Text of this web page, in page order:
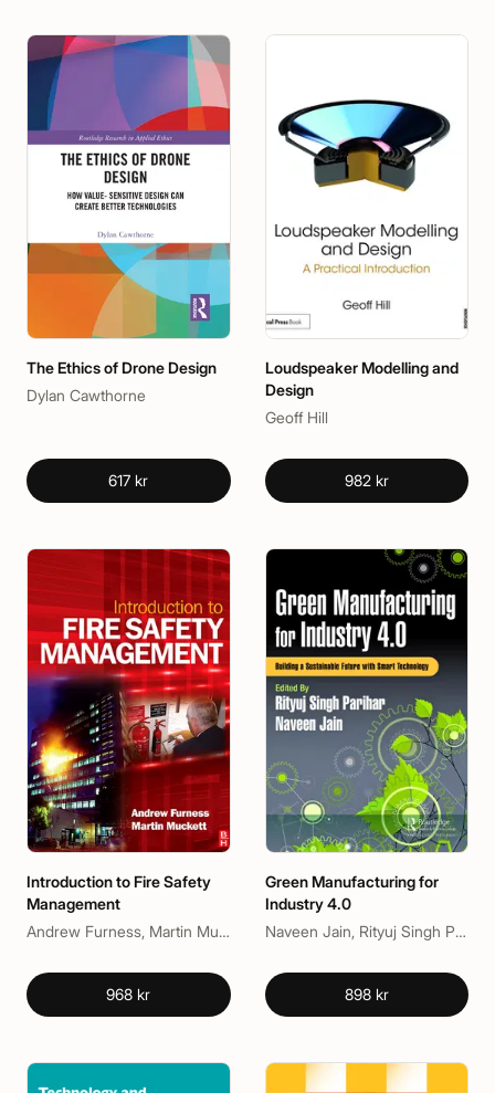
The Ethics of Drone Design
Dylan Cawthorne
617 kr
Loudspeaker Modelling and
Design
Geoff Hill
982 kr
Introduction to Fire Safety
Management
Andrew Furness, Martin Muckett
968 kr
Green Manufacturing for
Industry 4.0
Naveen Jain, Rityuj Singh Parihar
898 kr